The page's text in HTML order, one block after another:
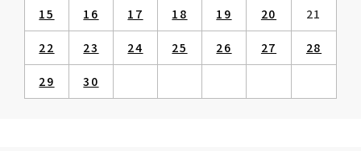
15 16 17 18 19 20 21
22 23 24 25 26 27 28
29 30